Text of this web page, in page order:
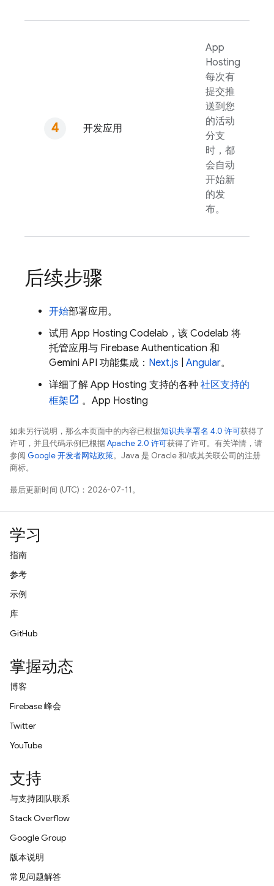
开发应用
App
Hosting
每次有
提交推
送到您
的活动
分支
时，都
会自动
开始新
的发
布。
后续步骤
开始部署应用。
试用 App Hosting Codelab，该 Codelab 将
托管应用与 Firebase Authentication 和
Gemini API 功能集成： Next.js Angular。
详细了解 App Hosting 支持的各种 社区支持的
框架
。 App Hosting
如未另行说明，那么本页面中的内容已根据知识共享署名 4.0 许可获得了
许可，并且代码示例已根据Apache 2.0 许可获得了许可。有关详情，请
参阅 Google 开发者网站政策。Java 是 Oracle 和/或其关联公司的注册
商标。
最后更新时间 (UTC)：2026-07-11。
学习
指南
参考
示例
库
GitHub
掌握动态
博客
Firebase 峰会
Twitter
YouTube
支持
与支持团队联系
Stack Overflow
Google Group
版本说明
常见问题解答